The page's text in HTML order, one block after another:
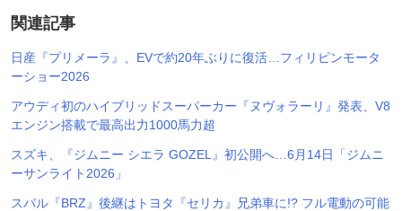
関連記事
日産『プリメーラ』、EVで約20年ぶりに復活…フィリピンモータ
ーショー2026
アウディ初のハイブリッドスーパーカー『ヌヴォラーリ』発表、V8
エンジン搭載で最高出力1000馬力超
スズキ、『ジムニー シエラ GOZEL』初公開へ…6月14日「ジムニ
ーサンライト2026」
スバル『BRZ』後継はトヨタ『セリカ』兄弟車に!? フル電動の可能